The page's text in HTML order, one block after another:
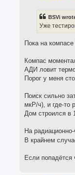
BSVi
Уже
Пока на
Компас
АДИ ловит
Порог у меня
Поиск сильно
мкР/ч), и где-то
Дом строился в
На
В крайнем
Если попадётся